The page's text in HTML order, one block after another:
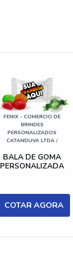
FENIX - COMERCIO DE
BRINDES
PERSONALIZADOS
CATANDUVA LTDA /
BALA DE GOMA
PERSONALIZADA
COTAR AGORA